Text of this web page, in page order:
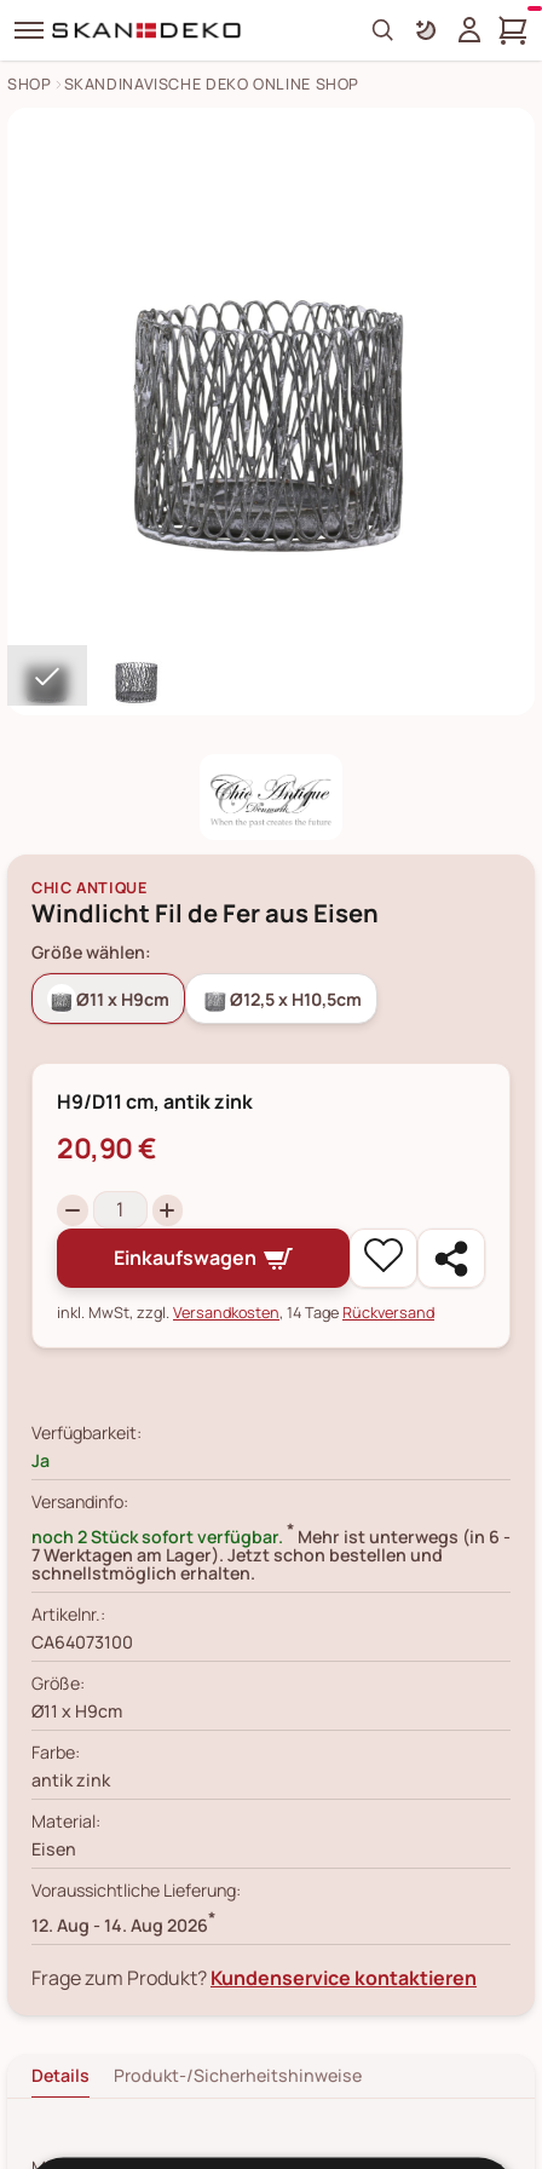
Search
SHOP SKANDINAVISCHE DEKO ONLINE SHOP
CHIC ANTIQUE
Windlicht Fil de Fer aus Eisen
Größe wählen:
Ø11 x H9cm Ø12,5 x H10,5cm
H9/D11 cm, antik zink
20,90 €
Einkaufswagen
inkl. MwSt, zzgl.Versandkosten, 14 TageRückversand
Verfügbarkeit:
Ja
Versandinfo:
noch 2 Stück sofort verfügbar. * Mehr ist unterwegs (in 6 -
7 Werktagen am Lager). Jetzt schon bestellen und
schnellstmöglich erhalten.
Artikelnr.:
CA64073100
Größe:
Ø11 x H9cm
Farbe:
antik zink
Material:
Eisen
Voraussichtliche Lieferung:
12. Aug - 14. Aug 2026*
Frage zum Produkt?Kundenservice kontaktieren
Details Produkt-/Sicherheitshinweise